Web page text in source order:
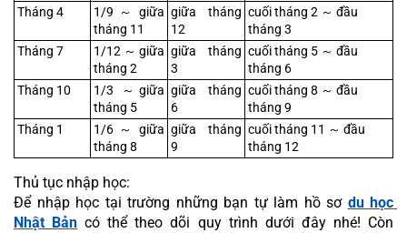
Tháng 4
1/9 ～ giữa
tháng 11
giữa tháng
12
cuối tháng 2 ～ đầu
tháng 3
Tháng 7
1/12 ～ giữa
tháng 2
giữa tháng
3
cuối tháng 5 ～ đầu
tháng 6
Tháng 10
1/3 ～giữa
tháng 5
giữa tháng
6
cuối tháng 8 ～ đầu
tháng 9
Tháng 1
1/6 ～ giữa
tháng 8
giữa tháng
9
cuối tháng 11 ～ đầu
tháng 12
Thủ tục nhập học:
Để nhập học tại trường những bạn tự làm hồ sơ du học
Nhật Bản có thể theo dõi quy trình dưới đây nhé! Còn